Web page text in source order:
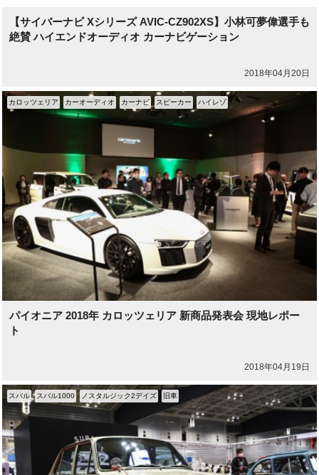
【サイバーナビ Xシリーズ AVIC-CZ902XS】小林可夢偉選手も
絶賛 ハイエンドオーディオ カーナビゲーション
2018年04月20日
パイオニア 2018年 カロッツェリア 新商品発表会 現地レポー
ト
2018年04月19日
カロッツェリア カーオーディオ カーナビ スピーカー ハイレゾ
スバル スバル1000 ノスタルジック2デイズ 旧車